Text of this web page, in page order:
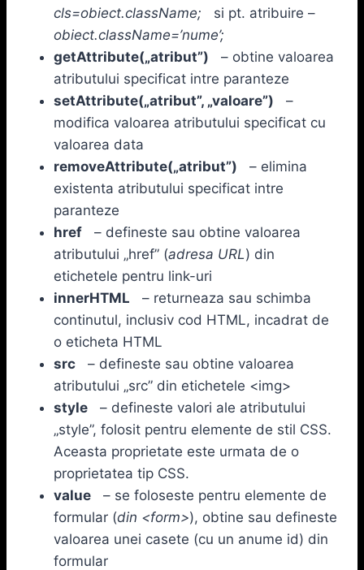
cls=obiect.className;
si pt. atribuire –
obiect.className=’nume’;
getAttribute(„atribut”) – obtine valoarea
atributului specificat intre paranteze
setAttribute(„atribut”, „valoare”) –
modifica valoarea atributului specificat cu
valoarea data
removeAttribute(„atribut”) – elimina
existenta atributului specificat intre
paranteze
href – defineste sau obtine valoarea
atributului „href” (adresa URL) din
etichetele pentru link-uri
innerHTML – returneaza sau schimba
continutul, inclusiv cod HTML, incadrat de
o eticheta HTML
src – defineste sau obtine valoarea
atributului „src” din etichetele <img>
style – defineste valori ale atributului
„style”, folosit pentru elemente de stil CSS.
Aceasta proprietate este urmata de o
proprietatea tip CSS.
value – se foloseste pentru elemente de
formular (din <form>), obtine sau defineste
valoarea unei casete (cu un anume id) din
formular